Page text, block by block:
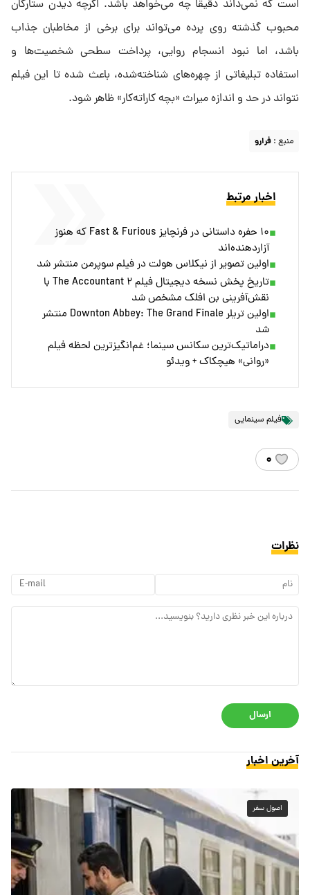
است که نمی‌داند دقیقاً چه می‌خواهد باشد. اگرچه دیدن ستارگان
محبوب گذشته روی پرده می‌تواند برای برخی از مخاطبان جذاب
باشد، اما نبود انسجام روایی، پرداخت سطحی شخصیت‌ها و
استفاده تبلیغاتی از چهره‌های شناخته‌شده، باعث شده تا این فیلم
نتواند در حد و اندازه میراث «بچه کاراته‌کار» ظاهر شود.
منبع : فرارو
اخبار مرتبط
۱۰ حفره داستانی در فرنچایز Fast & Furious که هنوز
آزاردهنده‌اند
اولین تصویر از نیکلاس هولت در فیلم سوپرمن منتشر شد
تاریخ پخش نسخه دیجیتال فیلم The Accountant ۲ با
نقش‌آفرینی بن افلک مشخص شد
اولین تریلر Downton Abbey: The Grand Finale منتشر
شد
دراماتیک‌ترین سکانس‌ سینما؛ غم‌انگیزترین لحظه فیلم
«روانی» هیچکاک + ویدئو
فیلم سینمایی
۰
نظرات
ارسال
آخرین اخبار
اصول سفر